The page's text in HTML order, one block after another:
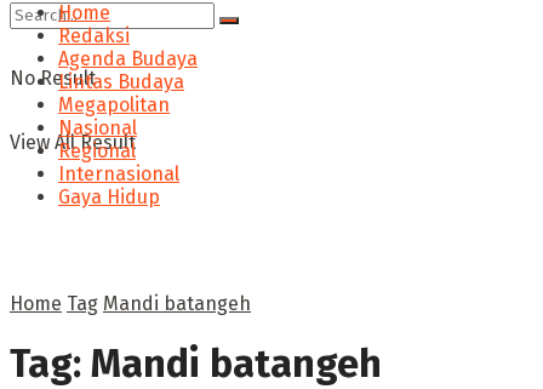
No Result
View All Result
Home
Redaksi
Agenda Budaya
Lintas Budaya
Megapolitan
Nasional
Regional
Internasional
Gaya Hidup
Home Tag Mandi batangeh
Tag: Mandi batangeh